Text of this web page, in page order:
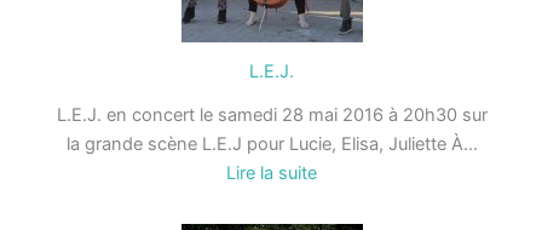
L.E.J.
L.E.J. en concert le samedi 28 mai 2016 à 20h30 sur
la grande scène L.E.J pour Lucie, Elisa, Juliette À…
Lire la suite: